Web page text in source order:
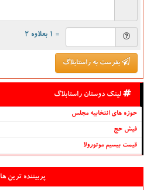
= ۱ بعلاوه ۲
بفرست به راستابلاگ
لینک دوستان راستابلاگ
حوزه های انتخابیه مجلس
فیش حج
قیمت بیسیم موتورولا
پربیننده ترین ها